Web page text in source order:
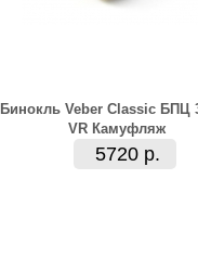
Бинокль Veber Classic БПЦ
VR Камуфляж
5720 р.